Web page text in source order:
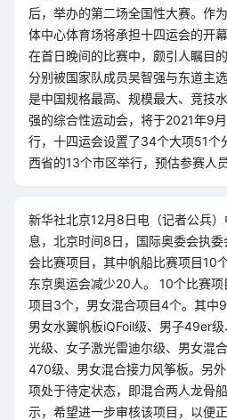
后，举办的第二场全国性大赛。作
体中心体育场将承担十四运会的开
在首日晚间的比赛中，颇引人瞩目
分别被国家队成员吴智强与东道主
是中国规格最高、规模最大、竞技
强的综合性运动会，将于2021年9
行，十四运会设置了34个大项51个
西省的13个市区举行，预估参赛人
新华社北京12月8日电（记者公兵
息，北京时间8日，国际奥委会执
会比赛项目，其中帆船比赛项目10
东京奥运会减少20人。 10个比赛
项目3个，男女混合项目4个。其中
男女水翼帆板iQFoil级、男子49er
光级、女子激光雷迪尔级、男女混
470级、男女混合接力风筝板。另
项处于待定状态，即混合两人龙骨
示，希望进一步审核该项目，以便